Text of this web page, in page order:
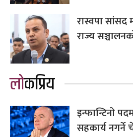
रास्वपा सांसद
राज्य
लोकप्रिय
इन्फान्टिनो
सहकार्य नगर्ने